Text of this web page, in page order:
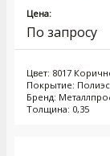
Цена:
По запросу
Цвет: 8017
Покрытие:
Бренд:
Толщина: 0,35